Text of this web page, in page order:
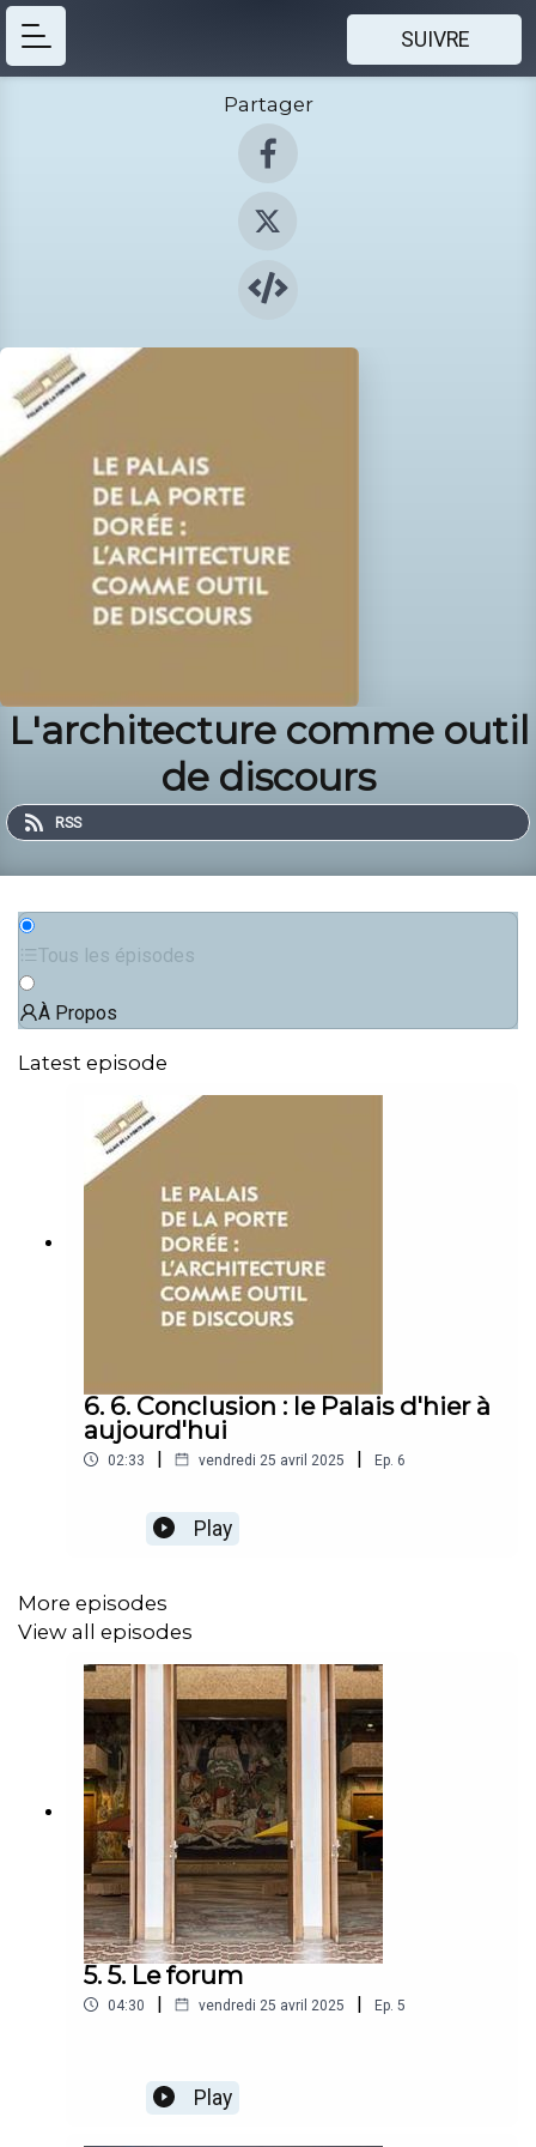
SUIVRE
Partager
L'architecture comme outil
de discours
RSS
Tous les épisodes
À Propos
Latest episode
6. 6. Conclusion : le Palais d'hier à
aujourd'hui
02:33 | vendredi 25 avril 2025 | Ep. 6
Play
More episodes
View all episodes
5. 5. Le forum
04:30 | vendredi 25 avril 2025 | Ep. 5
Play